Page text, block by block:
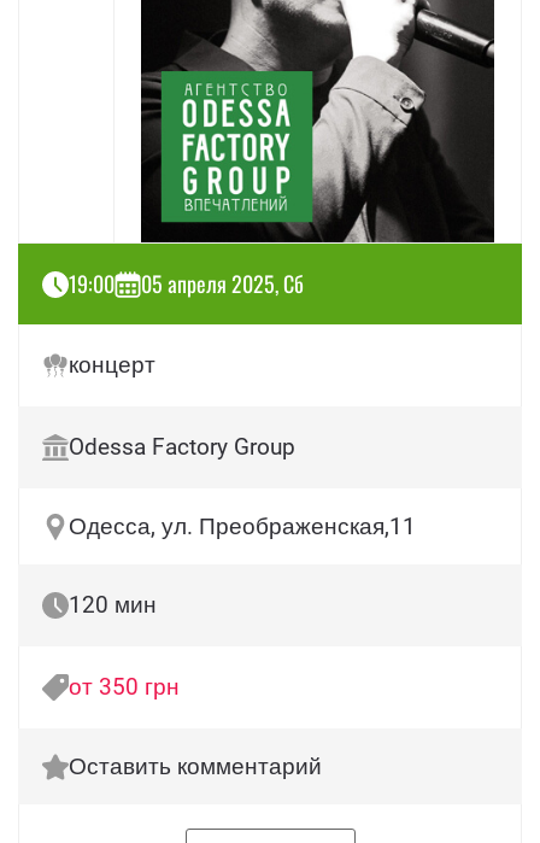
19:00 05 апреля 2025, Сб
концерт
Odessa Factory Group
Одесса, ул. Преображенская,11
120 мин
от 350 грн
Оставить комментарий